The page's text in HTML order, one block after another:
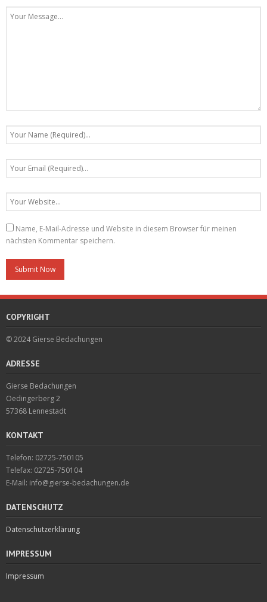
Name, E-Mail-Adresse und Website in diesem Browser für meinen
nächsten Kommentar speichern.
COPYRIGHT
© 2024 Gierse Bedachungen
ADRESSE
Gierse Bedachungen
Oedingerberg 2
57368 Lennestadt
KONTAKT
Telefon: 02725-750105
Telefax: 02725-750104
E-Mail: info@gierse-bedachungen.de
DATENSCHUTZ
Datenschutzerklärung
IMPRESSUM
Impressum